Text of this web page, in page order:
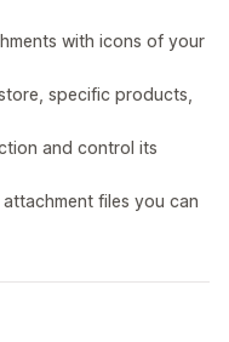
with icons of your
specific products,
and control its
files you can